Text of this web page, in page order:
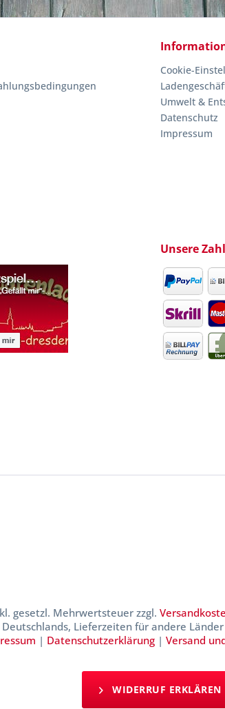
Cookie-
Umwelt &
Datenschutz
Impressum
Unsere
gesetzl. Mehrwertsteuer zzgl.
Lieferzeiten für andere
| Datenschutzerklärung| Versand
WIDERRUF ERKLÄREN